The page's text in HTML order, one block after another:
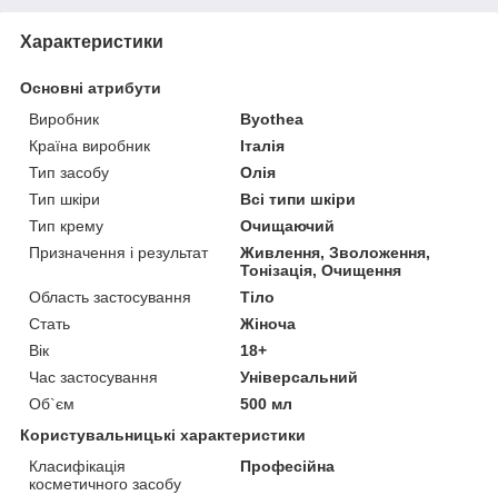
Характеристики
Основні атрибути
Виробник
Byothea
Країна виробник
Італія
Тип засобу
Олія
Тип шкіри
Всі типи шкіри
Тип крему
Очищаючий
Призначення і результат
Живлення, Зволоження,
Тонізація, Очищення
Область застосування
Тіло
Стать
Жіноча
Вік
18+
Час застосування
Універсальний
Об`єм
500 мл
Користувальницькі характеристики
Класифікація
косметичного засобу
Професійна